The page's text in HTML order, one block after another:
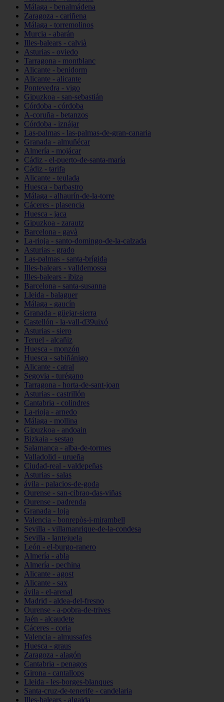
Málaga - benalmádena
Zaragoza - cariñena
Málaga - torremolinos
Murcia - abarán
Illes-balears - calvià
Asturias - oviedo
Tarragona - montblanc
Alicante - benidorm
Alicante - alicante
Pontevedra - vigo
Gipuzkoa - san-sebastián
Córdoba - córdoba
A-coruña - betanzos
Córdoba - iznájar
Las-palmas - las-palmas-de-gran-canaria
Granada - almuñécar
Almería - mojácar
Cádiz - el-puerto-de-santa-maría
Cádiz - tarifa
Alicante - teulada
Huesca - barbastro
Málaga - alhaurín-de-la-torre
Cáceres - plasencia
Huesca - jaca
Gipuzkoa - zarautz
Barcelona - gavà
La-rioja - santo-domingo-de-la-calzada
Asturias - grado
Las-palmas - santa-brígida
Illes-balears - valldemossa
Illes-balears - ibiza
Barcelona - santa-susanna
Lleida - balaguer
Málaga - gaucín
Granada - güejar-sierra
Castellón - la-vall-d39uixó
Asturias - siero
Teruel - alcañiz
Huesca - monzón
Huesca - sabiñánigo
Alicante - catral
Segovia - turégano
Tarragona - horta-de-sant-joan
Asturias - castrillón
Cantabria - colindres
La-rioja - arnedo
Málaga - mollina
Gipuzkoa - andoain
Bizkaia - sestao
Salamanca - alba-de-tormes
Valladolid - urueña
Ciudad-real - valdepeñas
Asturias - salas
ávila - palacios-de-goda
Ourense - san-cibrao-das-viñas
Ourense - padrenda
Granada - loja
Valencia - bonrepòs-i-mirambell
Sevilla - villamanrique-de-la-condesa
Sevilla - lantejuela
León - el-burgo-ranero
Almería - abla
Almería - pechina
Alicante - agost
Alicante - sax
ávila - el-arenal
Madrid - aldea-del-fresno
Ourense - a-pobra-de-trives
Jaén - alcaudete
Cáceres - coria
Valencia - almussafes
Huesca - graus
Zaragoza - alagón
Cantabria - penagos
Girona - cantallops
Lleida - les-borges-blanques
Santa-cruz-de-tenerife - candelaria
Illes-balears - algaida